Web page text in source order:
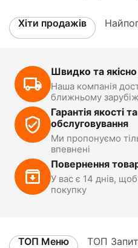
Хіти продажів
Швидко та
Наша компанія
ближньому
Гарантія якості
обслуговування
Ми пропонуємо
впевнені
Повернення
У вас є 14 днів,
покупку
ТОП Меню ТОП